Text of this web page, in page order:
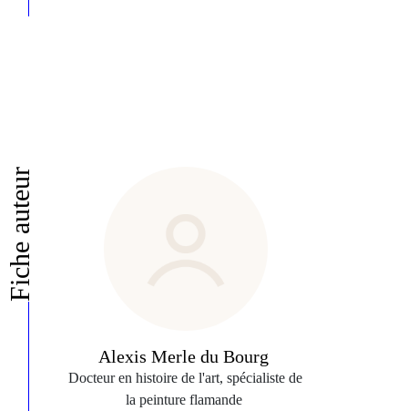
Fiche auteur
Alexis Merle du Bourg
Docteur en histoire de l'art, spécialiste de
la peinture flamande